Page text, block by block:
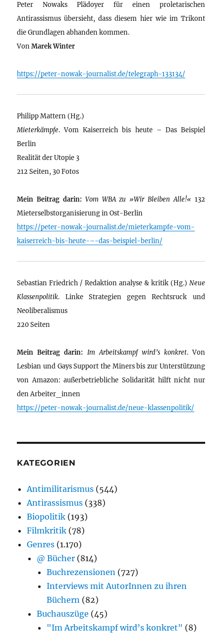
Peter Nowaks Plädoyer für einen proletarischen
Antirassismus übersieht, dass diesem hier wie im Trikont
die Grundlagen abhanden kommen.
VonMarek Winter
https://peter-nowak-journalist.de/telegraph-133134/
Philipp Mattern (Hg.)
Mieterkämpfe. Vom Kaiserreich bis heute – Das Beispiel
Berlin
Realität der Utopie 3
212 Seiten, 30 Fotos
Mein Beitrag darin: Vom WBA zu »Wir Bleiben Alle!« 132
Mieterselbstorganisierung in Ost-Berlin
https://peter-nowak-journalist.de/mieterkampfe-vom-
kaiserreich-bis-heute-–-das-beispiel-berlin/
Sebastian Friedrich / Redaktion analyse & kritik (Hg.) Neue
Klassenpolitik. Linke Strategien gegen Rechtsruck und
Neoliberalismus
220 Seiten
Mein Beitrag darin: Im Arbeitskampf wird’s konkret. Von
Lesbian und Gays Support the Miners bis zur Unterstützung
von Amazon: außerbetriebliche Solidarität hilft nicht nur
den Arbeiter_innen
https://peter-nowak-journalist.de/neue-klassenpolitik/
KATEGORIEN
Antimilitarismus (544)
Antirassismus (338)
Biopolitik (193)
Filmkritik (78)
Genres (1.170)
@ Bücher (814)
Buchrezensionen (727)
Interviews mit AutorInnen zu ihren
Büchern (82)
Buchauszüge (45)
"Im Arbeitskampf wird’s konkret" (8)